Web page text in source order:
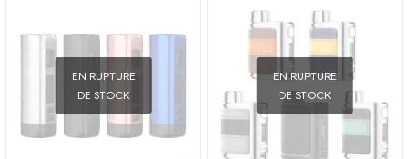
EN RUPTURE
DE STOCK
EN RUPTURE
DE STOCK